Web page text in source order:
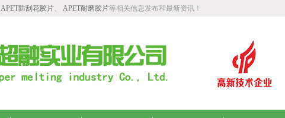
APET防刮花胶片、 APET耐磨胶片等相关信息发布和最新资讯！